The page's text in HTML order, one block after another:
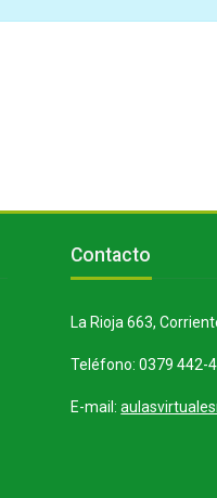
Bloques
Contacto
La Rioja 663,
Teléfono: 0379 442-
E-mail: